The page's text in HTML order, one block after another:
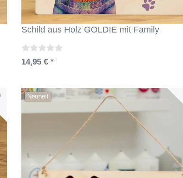
Schild aus Holz GOLDIE mit Family
14,95 € *
Neuheit